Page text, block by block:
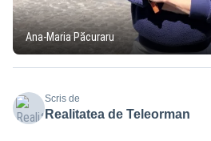
Ana-Maria Păcuraru
Scris de
Realitatea de Teleorman